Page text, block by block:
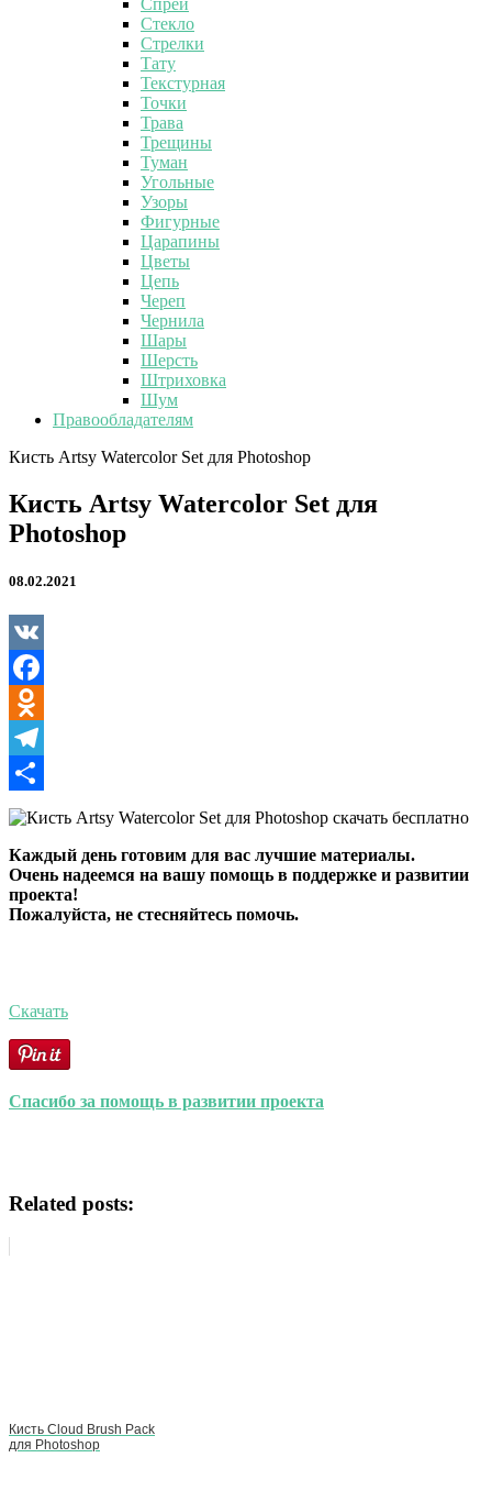
Спрей
Стекло
Стрелки
Тату
Текстурная
Точки
Трава
Трещины
Туман
Угольные
Узоры
Фигурные
Царапины
Цветы
Цепь
Череп
Чернила
Шары
Шерсть
Штриховка
Шум
Правообладателям
Кисть Artsy Watercolor Set для Photoshop
Кисть Artsy Watercolor Set для
Photoshop
08.02.2021
VK
Facebook
Odnoklassniki
Telegram
Отправить
Каждый день готовим для вас лучшие материалы.
Очень надеемся на вашу помощь в поддержке и развитии
проекта!
Пожалуйста, не стесняйтесь помочь.
Скачать
Спасибо за помощь в развитии проекта
Related posts:
Кисть Cloud Brush Pack
для Photoshop